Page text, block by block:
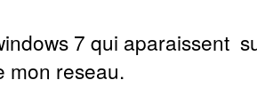
7 qui aparaissent
mon reseau.